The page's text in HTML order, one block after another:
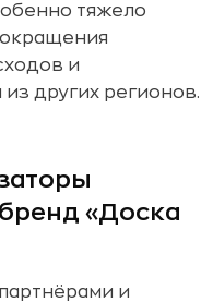
тяжело
и
других регионов.
«Доска
и